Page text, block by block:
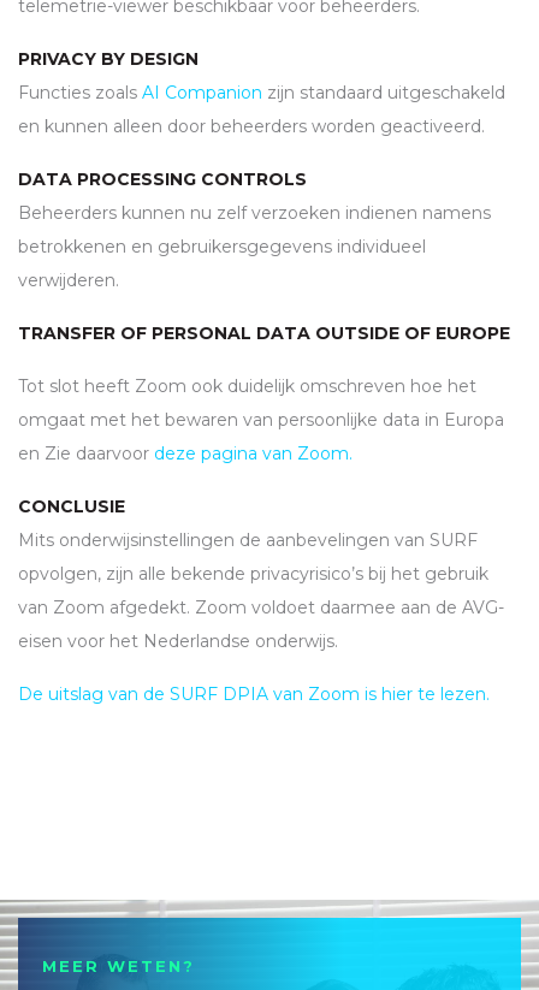
telemetrie-viewer beschikbaar voor beheerders.
PRIVACY BY DESIGN
Functies zoals AI Companion zijn standaard uitgeschakeld
en kunnen alleen door beheerders worden geactiveerd.
DATA PROCESSING CONTROLS
Beheerders kunnen nu zelf verzoeken indienen namens
betrokkenen en gebruikersgegevens individueel
verwijderen.
TRANSFER OF PERSONAL DATA OUTSIDE OF EUROPE
Tot slot heeft Zoom ook duidelijk omschreven hoe het
omgaat met het bewaren van persoonlijke data in Europa
en Zie daarvoor deze pagina van Zoom.
CONCLUSIE
Mits onderwijsinstellingen de aanbevelingen van SURF
opvolgen, zijn alle bekende privacyrisico’s bij het gebruik
van Zoom afgedekt. Zoom voldoet daarmee aan de AVG-
eisen voor het Nederlandse onderwijs.
De uitslag van de SURF DPIA van Zoom is hier te lezen.
MEER WETEN?